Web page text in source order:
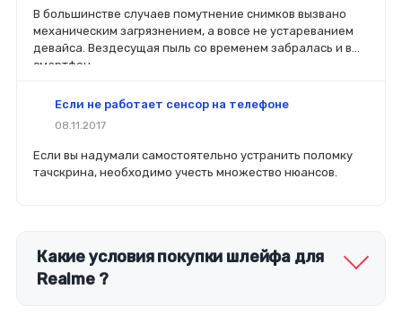
легче сориентироваться в разъемах, элементах
крепления, электрических параметрах и прочих
характеристиках.
В большинстве случаев помутнение снимков вызвано
механическим загрязнением, а вовсе не устареванием
девайса. Вездесущая пыль со временем забралась и в
смартфон.
Если не работает сенсор на телефоне
08.11.2017
Если вы надумали самостоятельно устранить поломку
тачскрина, необходимо учесть множество нюансов.
Какие условия покупки шлейфа для
Realme ?